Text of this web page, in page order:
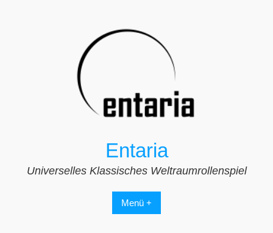
Entaria
Universelles Klassisches Weltraumrollenspiel
Menü +